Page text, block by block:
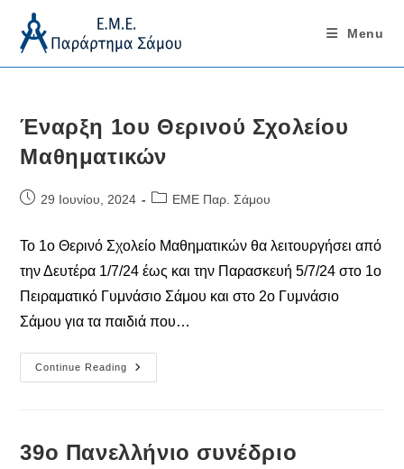
content
Menu
Έναρξη 1ου Θερινού Σχολείου
Μαθηματικών
Post29 Ιουνίου, 2024
PostΕΜΕ Παρ. Σάμου
Το 1ο Θερινό Σχολείο Μαθηματικών θα λειτουργήσει από
την Δευτέρα 1/7/24 έως και την Παρασκευή 5/7/24 στο 1ο
Πειραματικό Γυμνάσιο Σάμου και στο 2ο Γυμνάσιο
Σάμου για τα παιδιά που…
Continue Reading
Έναρξη
1ου
39ο Πανελλήνιο συνέδριο